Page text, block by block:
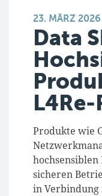
23. MÄRZ 2026
Data
Produkte wie
sicheren
in